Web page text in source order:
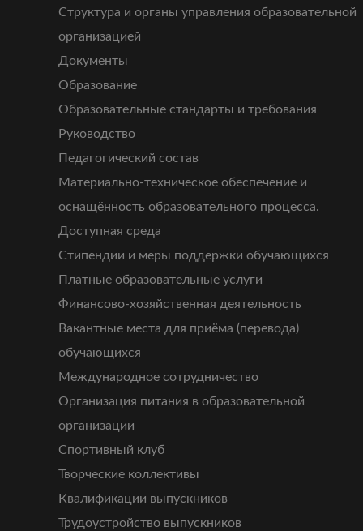
Структура и органы управления образовательной
организацией
Документы
Образование
Образовательные стандарты и требования
Руководство
Педагогический состав
Материально-техническое обеспечение и
оснащённость образовательного процесса.
Доступная среда
Стипендии и меры поддержки обучающихся
Платные образовательные услуги
Финансово-хозяйственная деятельность
Вакантные места для приёма (перевода)
обучающихся
Международное сотрудничество
Организация питания в образовательной
организации
Спортивный клуб
Творческие коллективы
Квалификации выпускников
Трудоустройство выпускников